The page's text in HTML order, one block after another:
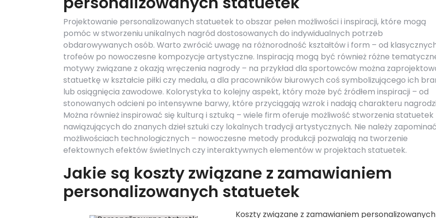
Projektowanie personalizowanych statuetek to obszar pełen możliwości i inspiracji, które mogą
pomóc w stworzeniu unikalnych nagród dostosowanych do indywidualnych potrzeb
obdarowywanych osób. Warto zwrócić uwagę na różnorodność kształtów i form – od
trofeów po nowoczesne kompozycje artystyczne. Inspiracją mogą być również różne
motywy związane z okazją wręczenia nagrody – na przykład dla sportowców można
statuetkę w kształcie piłki czy medalu, a dla pracowników biurowych coś symbolizującego ich
lub osiągnięcia zawodowe. Kolorystyka to kolejny aspekt, który może być źródłem inspiracji – od
stonowanych odcieni po intensywne barwy, które przyciągają wzrok i nadają charakteru
Można również inspirować się kulturą i sztuką – wiele firm oferuje możliwość stworzenia statuetek
nawiązujących do znanych dzieł sztuki czy lokalnych tradycji artystycznych. Nie należy
możliwościach technologicznych – nowoczesne metody produkcji pozwalają na tworzenie
efektownych efektów świetlnych czy interaktywnych elementów w projektach statuetek.
Jakie są koszty związane z zamawianiem
personalizowanych statuetek
Koszty związane z zamawianiem personalizowanych